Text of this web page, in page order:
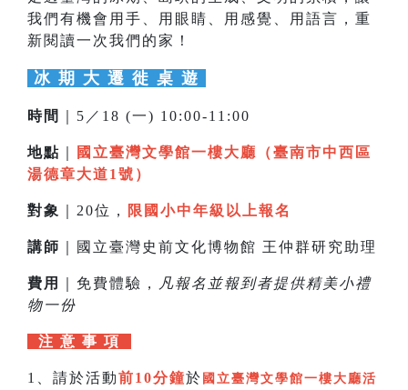
我們有機會用手、用眼睛、用感覺、用語言，重
新閱讀一次我們的家！
冰 期 大 遷 徙 桌 遊
時間 ｜5／18 (一) 10:00-11:00
地點
國立臺灣文學館一樓大廳（臺南市中西區
湯德章大道1號）
對象 ｜20位， 限國小中年級以上報名
講師 ｜國立臺灣史前文化博物館 王仲群研究助理
費用 ｜免費體驗，
凡報名並報到者提供精美小禮
物一份
注 意 事 項
1、請於活動前10分鐘於 國立臺灣文學館一樓大廳活